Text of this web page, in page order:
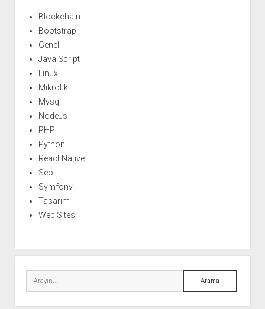
Blockchain
Bootstrap
Genel
Java Script
Linux
Mikrotik
Mysql
NodeJs
PHP
Python
React Native
Seo
Symfony
Tasarım
Web Sitesi
Arama